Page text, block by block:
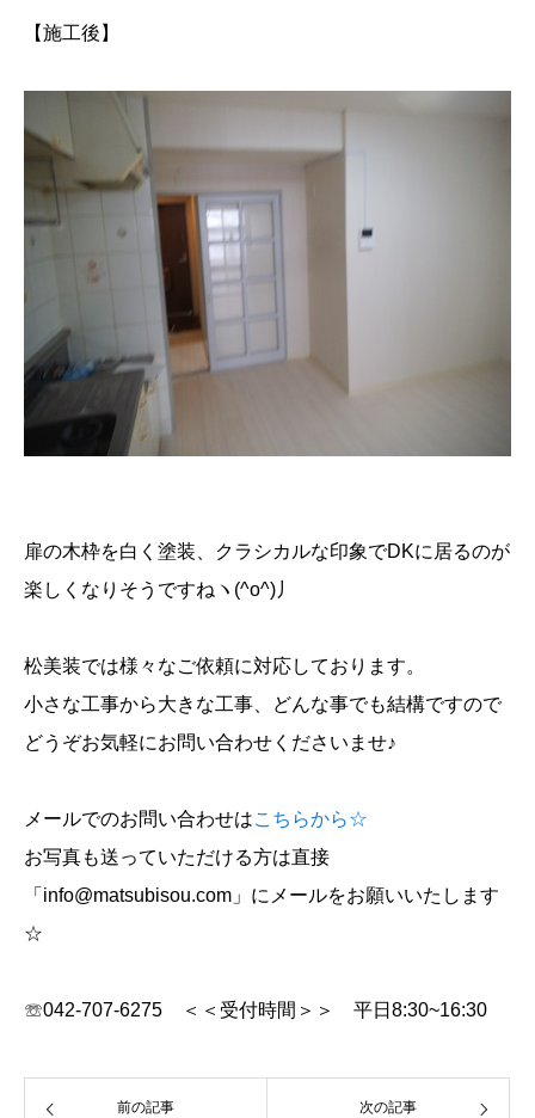
【施工後】
扉の木枠を白く塗装、クラシカルな印象でDKに居るのが
楽しくなりそうですねヽ(^o^)丿
松美装では様々なご依頼に対応しております。
小さな工事から大きな工事、どんな事でも結構ですので
どうぞお気軽にお問い合わせくださいませ♪
メールでのお問い合わせはこちらから☆
お写真も送っていただける方は直接
「info@matsubisou.com」にメールをお願いいたします
☆
☏042-707-6275 ＜＜受付時間＞＞ 平日8:30~16:30
前の記事 次の記事